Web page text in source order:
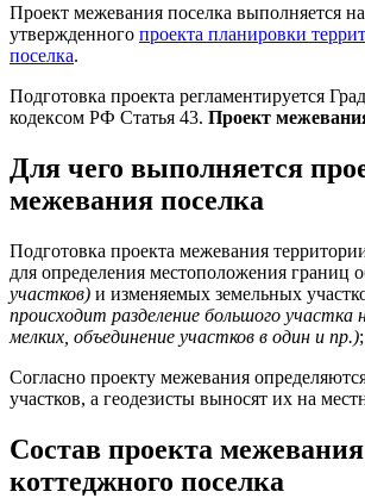
Проект межевания поселка выполняется
утвержденного проекта планировки
поселка.
Подготовка проекта регламентируется
кодексом РФ Статья 43. Проект
Для чего выполняется
межевания поселка
Подготовка проекта межевания
для определения местоположения границ
участков) и изменяемых земельных
происходит разделение большого участка
мелких, объединение участков в один и пр.);
Согласно проекту межевания
участков, а геодезисты выносят их на
Cостав проекта межевания
коттеджного поселка